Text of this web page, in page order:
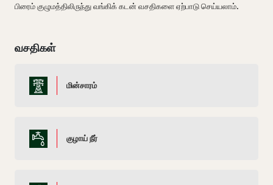
பிரைம் குழுமத்திலிருந்து வங்கிக் கடன் வசதிகளை ஏற்பாடு செய்யலாம்.
வசதிகள்
மின்சாரம்
குழாய் நீர்